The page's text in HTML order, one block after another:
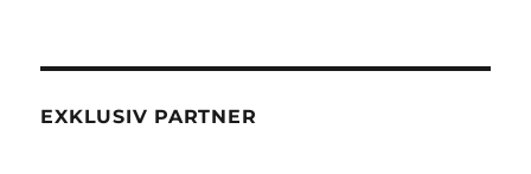
EXKLUSIV PARTNER